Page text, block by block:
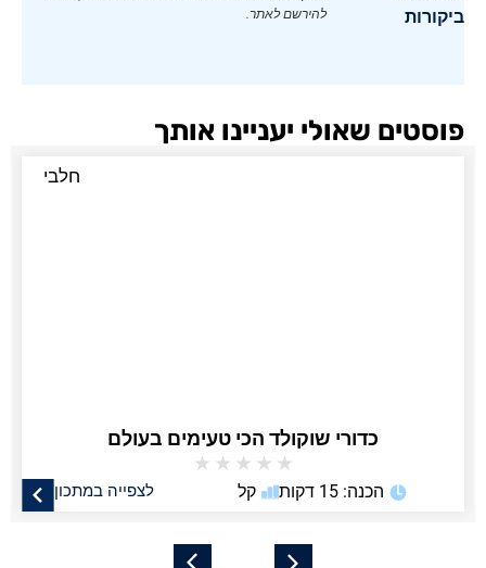
ביקורות
להירשם לאתר.
פוסטים שאולי יעניינו אותך
חלבי
כדורי שוקולד הכי טעימים בעולם
★
★
★
★
★
לצפייה במתכון הכנה: 15 דקות קל